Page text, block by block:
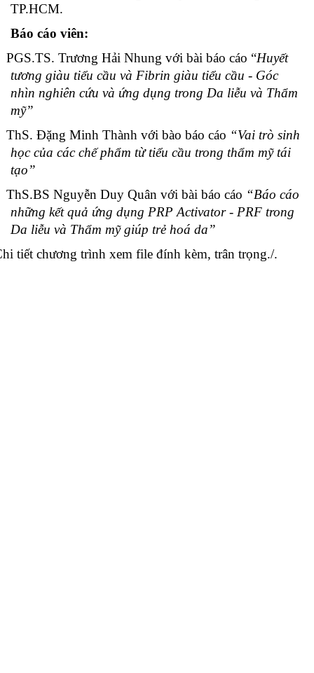
TP.HCM.
Báo cáo viên:
PGS.TS. Trương Hải Nhung với bài báo cáo “Huyết
tương giàu tiểu cầu và Fibrin giàu tiểu cầu - Góc
nhìn nghiên cứu và ứng dụng trong Da liễu và Thẩm
mỹ”
ThS. Đặng Minh Thành với bào báo cáo “Vai trò sinh
học của các chế phẩm từ tiểu cầu trong thẩm mỹ tái
tạo”
ThS.BS Nguyễn Duy Quân với bài báo cáo “Báo cáo
những kết quả ứng dụng PRP Activator - PRF trong
Da liễu và Thẩm mỹ giúp trẻ hoá da”
tiết chương trình xem file đính kèm, trân trọng./.